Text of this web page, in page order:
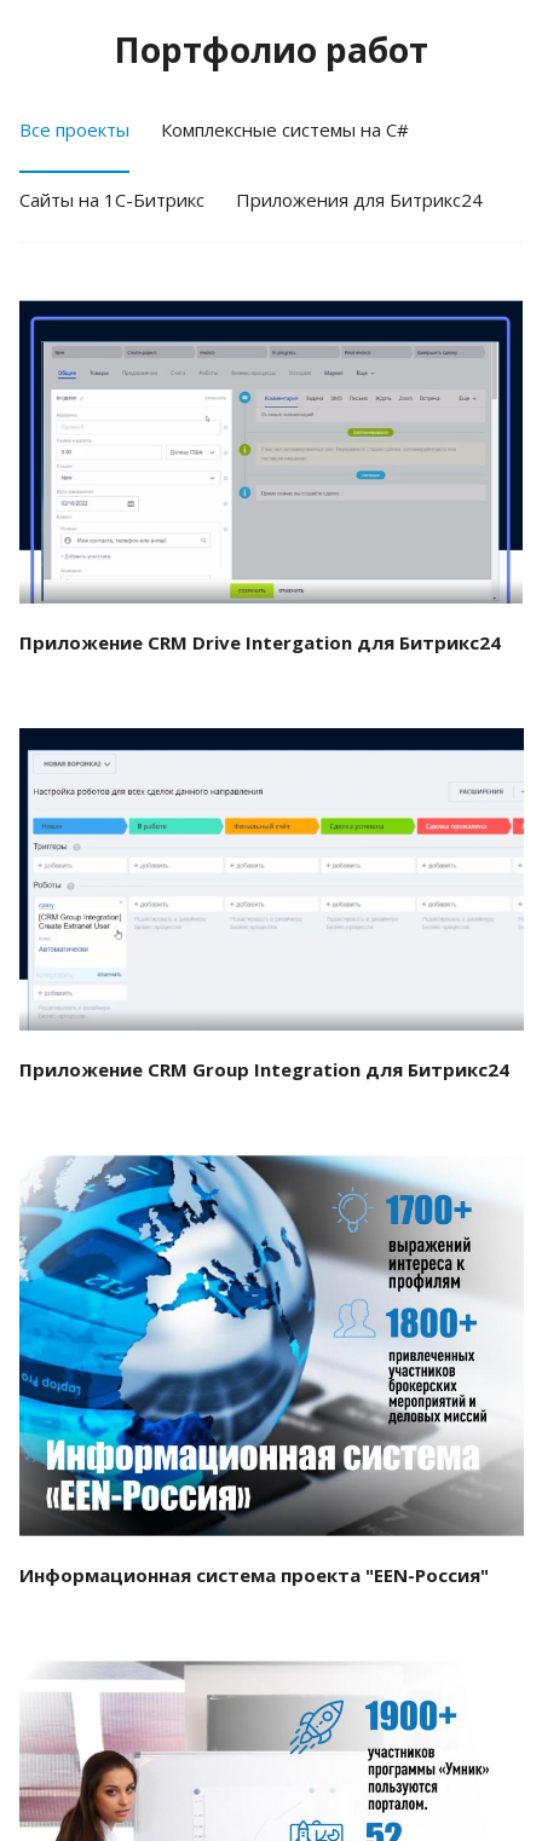
Портфолио работ
Все проекты Комплексные системы на C#
Cайты на 1С-Битрикс Приложения для Битрикс24
Смотреть проект
Приложение CRM Drive Intergation для Битрикс24
Смотреть проект
Приложение CRM Group Integration для Битрикс24
Смотреть проект
Информационная система проекта "EEN-Россия"